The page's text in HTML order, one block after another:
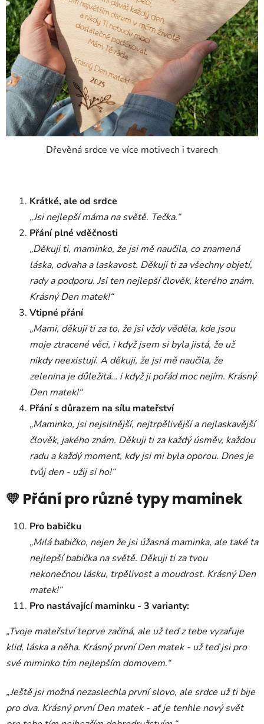
Dřevěná srdce ve více motivech i tvarech
Krátké, ale od srdce
„Jsi nejlepší máma na světě. Tečka.“
Přání plné vděčnosti
„Děkuji ti, maminko, že jsi mě naučila, co znamená
láska, odvaha a laskavost. Děkuji ti za všechny objetí,
rady a podporu. Jsi ten nejlepší člověk, kterého znám.
Krásný Den matek!“
Vtipné přání
„Mami, děkuji ti za to, že jsi vždy věděla, kde jsou
moje ztracené věci, i když jsem si byla jistá, že už
nikdy neexistují. A děkuji, že jsi mě naučila, že
zelenina je důležitá… i když ji pořád moc nejím. Krásný
Den matek!“
Přání s důrazem na sílu mateřství
„Maminko, jsi nejsilnější, nejtrpělivější a nejlaskavější
člověk, jakého znám. Děkuji ti za každý úsměv, každou
radu a každý moment, kdy jsi mi byla oporou. Dnes je
tvůj den - užij si ho!“
💛 Přání pro různé typy maminek
Pro babičku
„Milá babičko, nejen že jsi úžasná maminka, ale také ta
nejlepší babička na světě. Děkuji ti za tvou
nekonečnou lásku, trpělivost a moudrost. Krásný Den
matek!“
Pro nastávající maminku - 3 varianty:
„Tvoje mateřství teprve začíná, ale už teď z tebe vyzařuje
klid, láska a něha. Krásný první Den matek - už teď jsi pro
své miminko tím nejlepším domovem.“
„Ještě jsi možná nezaslechla první slovo, ale srdce už ti bije
pro dva. Krásný první Den matek - ať je tenhle nový svět